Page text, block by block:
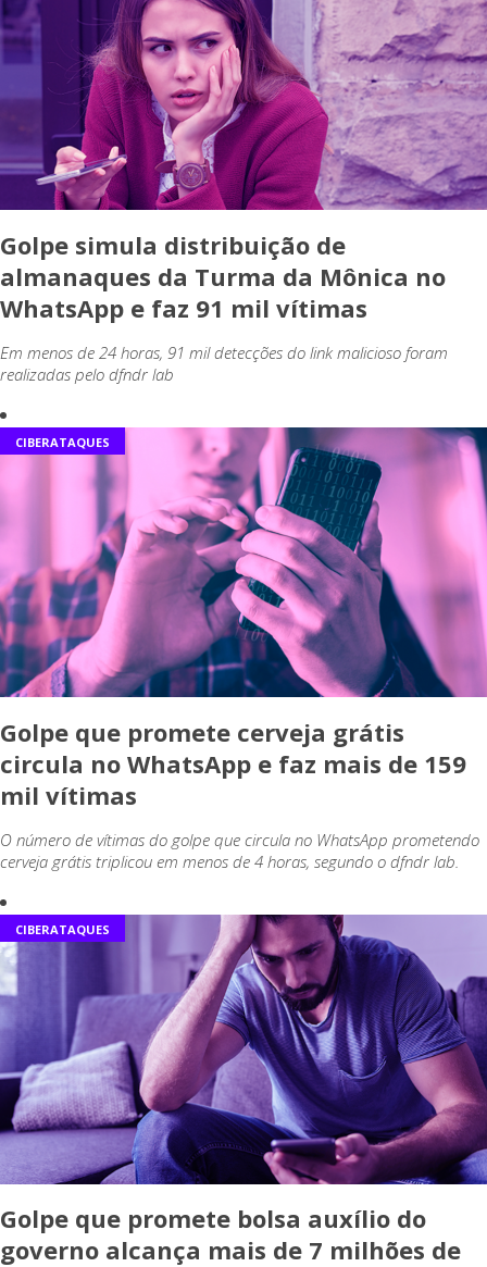
Golpe simula distribuição de
almanaques da Turma da Mônica no
WhatsApp e faz 91 mil vítimas
Em menos de 24 horas, 91 mil detecções do link malicioso foram
realizadas pelo dfndr lab
CIBERATAQUES
Golpe que promete cerveja grátis
circula no WhatsApp e faz mais de 159
mil vítimas
O número de vítimas do golpe que circula no WhatsApp prometendo
cerveja grátis triplicou em menos de 4 horas, segundo o dfndr lab.
CIBERATAQUES
Golpe que promete bolsa auxílio do
governo alcança mais de 7 milhões de